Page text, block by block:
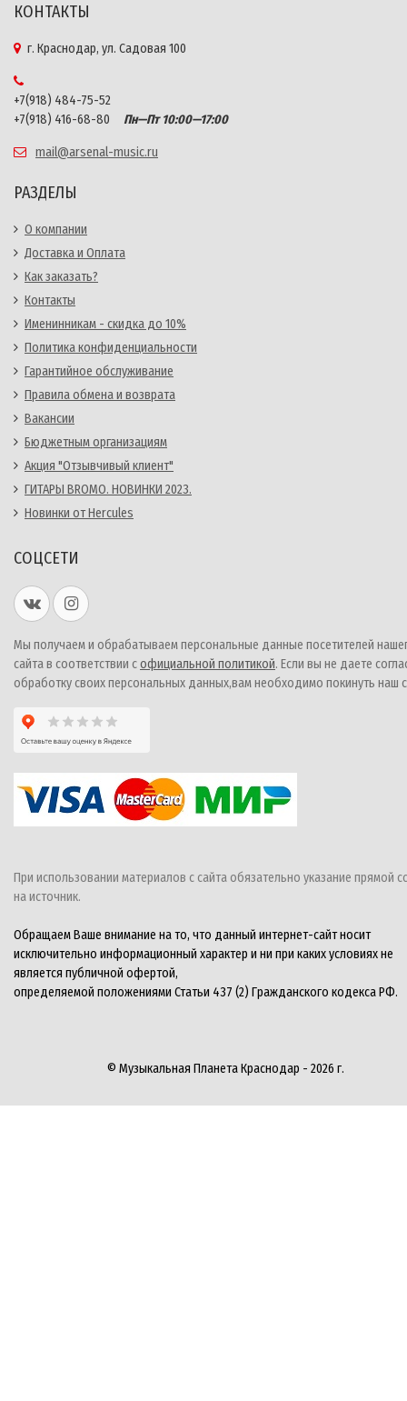
КОНТАКТЫ
г. Краснодар, ул. Садовая 100
+7(918) 484-75-52
+7(918) 416-68-80
Пн—Пт 10:00—17:00
mail@arsenal-music.ru
РАЗДЕЛЫ
О компании
Доставка и Оплата
Как заказать?
Контакты
Именинникам - скидка до 10%
Политика конфиденциальности
Гарантийное обслуживание
Правила обмена и возврата
Вакансии
Бюджетным организациям
Акция "Отзывчивый клиент"
ГИТАРЫ BROMO. НОВИНКИ 2023.
Новинки от Hercules
СОЦСЕТИ
Мы получаем и обрабатываем персональные данные посетителей
сайта в соответствии софициальной политикой. Если вы не даете
обработку своих персональных данных,вам необходимо покинуть наш
При использовании материалов с сайта обязательно указание прямой
на источник.
Обращаем Ваше внимание на то, что данный интернет-сайт носит
исключительно информационный характер и ни при каких условиях не
является публичной офертой,
определяемой положениями Статьи 437 (2) Гражданского кодекса РФ.
© Музыкальная Планета Краснодар - 2026 г.